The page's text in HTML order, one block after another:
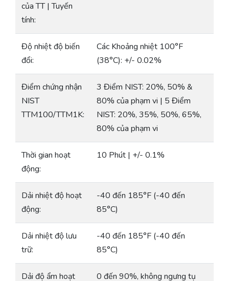
của TT | Tuyến
tính:
Độ nhiệt độ biến
đổi:
Các Khoảng nhiệt 100°F
(38°C): +/- 0.02%
Điểm chứng nhận
NIST
TTM100/TTM1K:
3 Điểm NIST: 20%, 50% &
80% của phạm vi | 5 Điểm
NIST: 20%, 35%, 50%, 65%,
80% của phạm vi
Thời gian hoạt
động:
10 Phút | +/- 0.1%
Dải nhiệt độ hoạt
động:
-40 đến 185°F (-40 đến
85°C)
Dải nhiệt độ lưu
trữ:
-40 đến 185°F (-40 đến
85°C)
Dải độ ẩm hoạt 0 đến 90%, không ngưng tụ